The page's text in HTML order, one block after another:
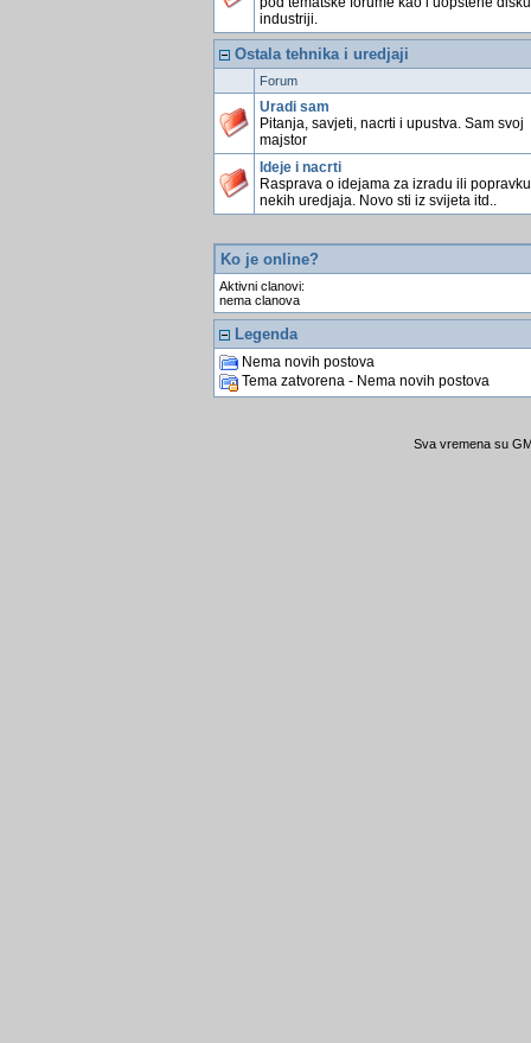
industriji.
Ostala tehnika i uredjaji
Forum
Uradi sam
Pitanja, savjeti, nacrti i upustva. Sam svoj
majstor
Ideje i nacrti
Rasprava o idejama za izradu ili popravku
nekih uredjaja. Novo sti iz svijeta itd..
Ko je online?
Aktivni clanovi:
nema clanova
Legenda
Nema novih postova
Tema zatvorena - Nema novih postova
Sva vremena su